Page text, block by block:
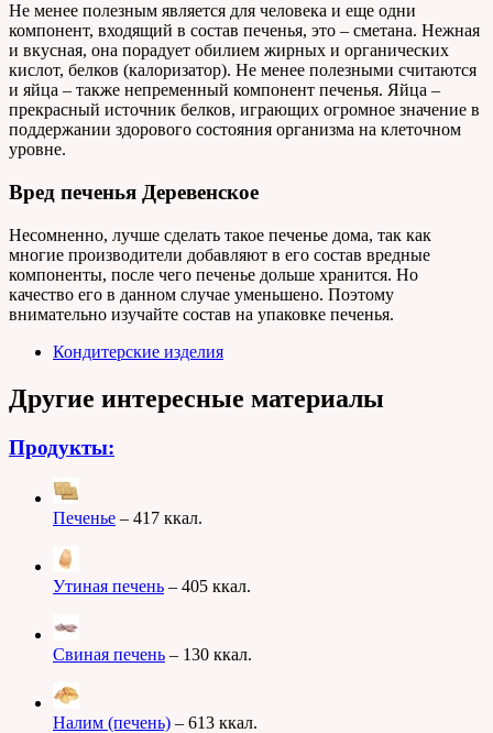
Не менее полезным является для человека и еще одни
компонент, входящий в состав печенья, это – сметана. Нежная
и вкусная, она порадует обилием жирных и органических
кислот, белков (калоризатор). Не менее полезными считаются
и яйца – также непременный компонент печенья. Яйца –
прекрасный источник белков, играющих огромное значение в
поддержании здорового состояния организма на клеточном
уровне.
Вред печенья Деревенское
Несомненно, лучше сделать такое печенье дома, так как
многие производители добавляют в его состав вредные
компоненты, после чего печенье дольше хранится. Но
качество его в данном случае уменьшено. Поэтому
внимательно изучайте состав на упаковке печенья.
Кондитерские изделия
Другие интересные материалы
Продукты:
Печенье – 417 ккал.
Утиная печень – 405 ккал.
Свиная печень – 130 ккал.
Налим (печень) – 613 ккал.